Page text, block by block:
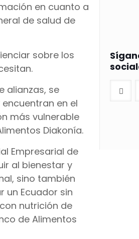
en cuanto a
de salud de
sobre los
alianzas, se
en el
más vulnerable
Diakonía.
Empresarial de
al bienestar y
sino también
un Ecuador sin
nutrición de
de Alimentos